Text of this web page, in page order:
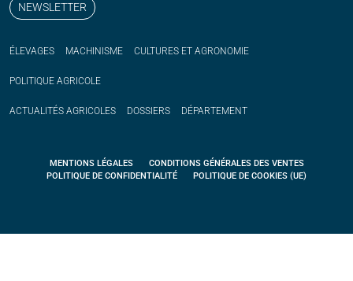
NEWSLETTER
ÉLEVAGES MACHINISME CULTURES ET AGRONOMIE
POLITIQUE AGRICOLE
ACTUALITÉS AGRICOLES DOSSIERS DÉPARTEMENT
MENTIONS LÉGALES
CONDITIONS GÉNÉRALES DES VENTES
POLITIQUE DE CONFIDENTIALITÉ
POLITIQUE DE COOKIES (UE)